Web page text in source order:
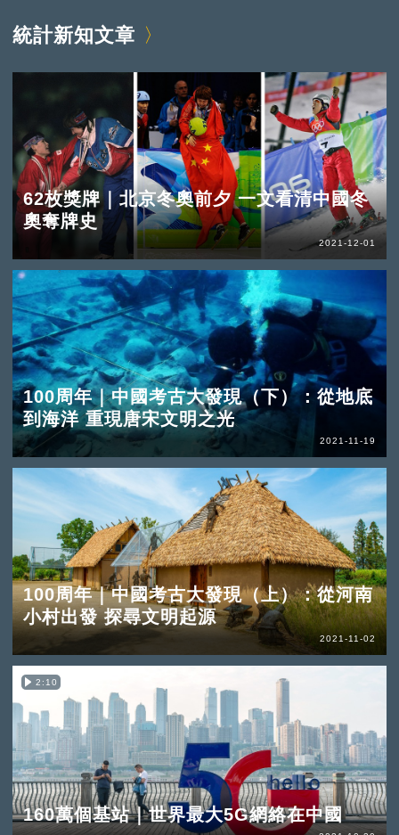
統計新知文章
62枚獎牌｜北京冬奧前夕 一文看清中國冬
奧奪牌史
2021-12-01
100周年｜中國考古大發現（下）：從地底
到海洋 重現唐宋文明之光
2021-11-19
100周年｜中國考古大發現（上）：從河南
小村出發 探尋文明起源
2021-11-02
2:10
160萬個基站｜世界最大5G網絡在中國